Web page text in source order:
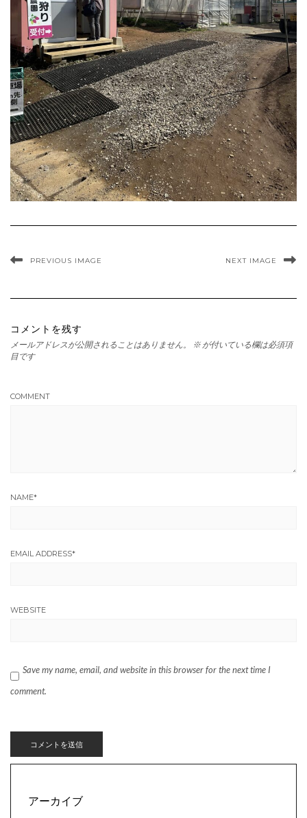
PREVIOUS IMAGE NEXT IMAGE
コメントを残す
メールアドレスが公開されることはありません。 ※ が付いている欄は必須項
目です
COMMENT
NAME*
EMAIL ADDRESS*
WEBSITE
Save my name, email, and website in this browser for the next time I
comment.
アーカイブ